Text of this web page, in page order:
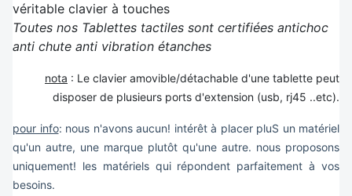
véritable clavier à touches
Toutes nos Tablettes tactiles sont certifiées antichoc
anti chute anti vibration étanches
nota : Le clavier amovible/détachable d'une tablette peut
disposer de plusieurs ports d'extension (usb, rj45 ..etc).
pour info: nous n'avons aucun! intérêt à placer pluS un matériel
qu'un autre, une marque plutôt qu'une autre. nous proposons
uniquement! les matériels qui répondent parfaitement à vos
besoins.